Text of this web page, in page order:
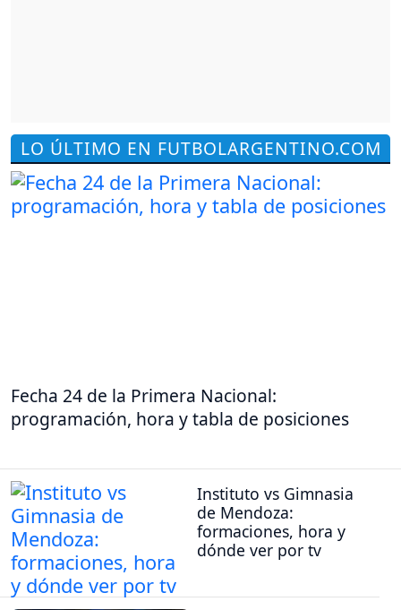
LO ÚLTIMO EN FUTBOLARGENTINO.COM
Fecha 24 de la Primera Nacional:
programación, hora y tabla de posiciones
Instituto vs Gimnasia
de Mendoza:
formaciones, hora y
dónde ver por tv